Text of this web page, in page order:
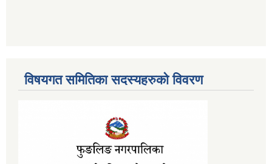
विषयगत समितिका सदस्यहरुको विवरण